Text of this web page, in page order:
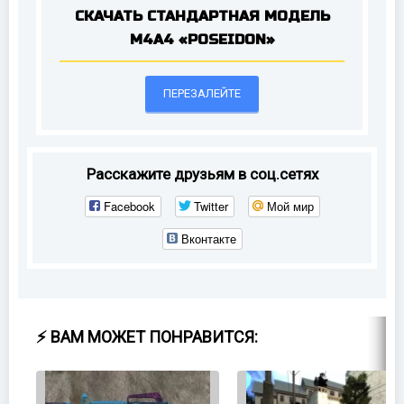
СКАЧАТЬ СТАНДАРТНАЯ МОДЕЛЬ
M4A4 «POSEIDON»
ПЕРЕЗАЛЕЙТЕ
Расскажите друзьям в соц.сетях
Facebook Twitter
Мой мир
Вконтакте
⚡ ВАМ МОЖЕТ ПОНРАВИТСЯ: